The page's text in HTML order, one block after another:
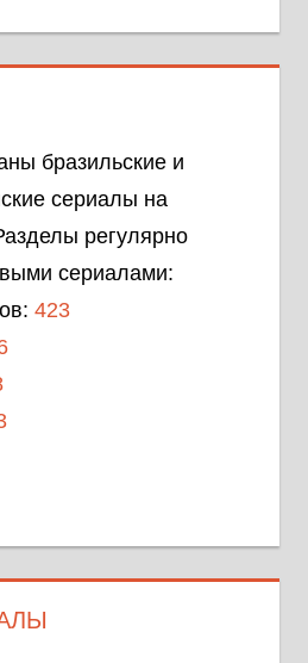
бразильские и
сериалы на
регулярно
сериалами:
423